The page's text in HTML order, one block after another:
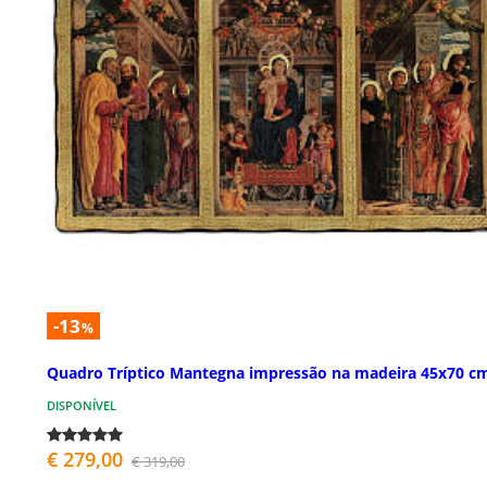
-13%
Quadro Tríptico Mantegna impressão na madeira 45x70
DISPONÍVEL
€ 279,00 € 319,00